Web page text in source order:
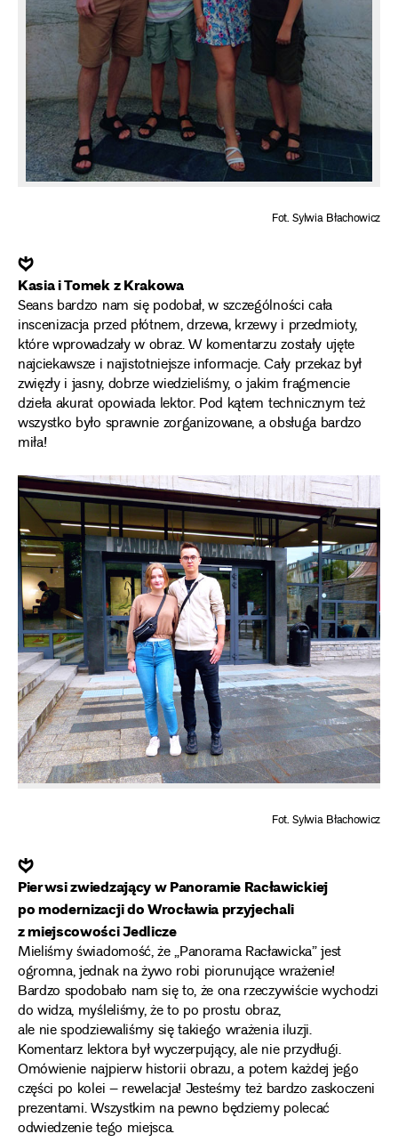
Fot. Sylwia Błachowicz
❦
Kasia i Tomek z Krakowa
Seans bardzo nam się podobał, w szczególności cała
inscenizacja przed płótnem, drzewa, krzewy i przedmioty,
które wprowadzały w obraz. W komentarzu zostały ujęte
najciekawsze i najistotniejsze informacje. Cały przekaz był
zwięzły i jasny, dobrze wiedzieliśmy, o jakim fragmencie
dzieła akurat opowiada lektor. Pod kątem technicznym też
wszystko było sprawnie zorganizowane, a obsługa bardzo
miła!
Fot. Sylwia Błachowicz
❦
Pierwsi zwiedzający w Panoramie Racławickiej
po modernizacji do Wrocławia przyjechali
z miejscowości Jedlicze
Mieliśmy świadomość, że „Panorama Racławicka” jest
ogromna, jednak na żywo robi piorunujące wrażenie!
Bardzo spodobało nam się to, że ona rzeczywiście wychodzi
do widza, myśleliśmy, że to po prostu obraz,
ale nie spodziewaliśmy się takiego wrażenia iluzji.
Komentarz lektora był wyczerpujący, ale nie przydługi.
Omówienie najpierw historii obrazu, a potem każdej jego
części po kolei – rewelacja! Jesteśmy też bardzo zaskoczeni
prezentami. Wszystkim na pewno będziemy polecać
odwiedzenie tego miejsca.